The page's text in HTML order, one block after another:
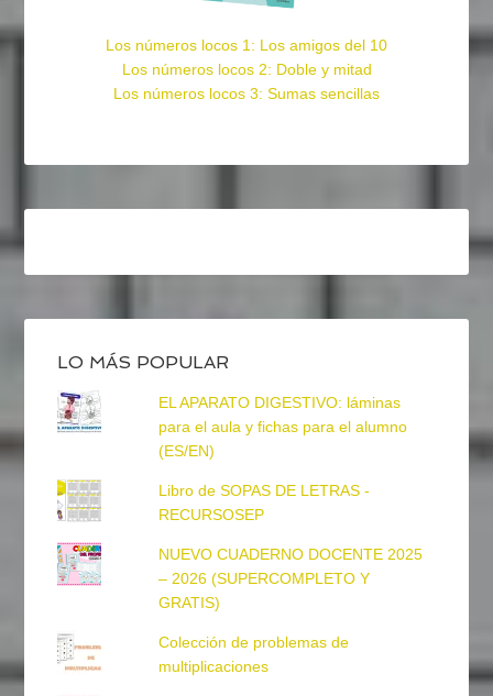
Los números locos 1: Los amigos del 10
Los números locos 2: Doble y mitad
Los números locos 3: Sumas sencillas
LO MÁS POPULAR
EL APARATO DIGESTIVO: láminas
para el aula y fichas para el alumno
(ES/EN)
Libro de SOPAS DE LETRAS -
RECURSOSEP
NUEVO CUADERNO DOCENTE 2025
– 2026 (SUPERCOMPLETO Y
GRATIS)
Colección de problemas de
multiplicaciones